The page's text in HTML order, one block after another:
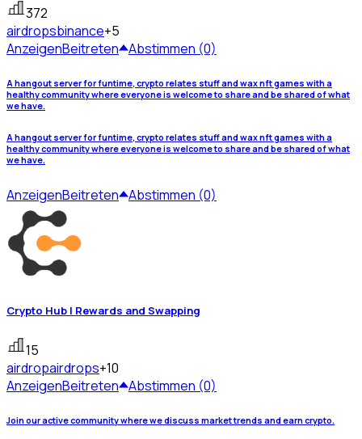
372
airdropsbinance+5
AnzeigenBeitreten Abstimmen (0)
A hangout server for funtime, crypto relates stuff and wax nft games with a
healthy community where everyone is welcome to share and be shared of what
we have.
A hangout server for funtime, crypto relates stuff and wax nft games with a
healthy community where everyone is welcome to share and be shared of what
we have.
AnzeigenBeitreten Abstimmen (0)
Crypto Hub | Rewards and Swapping
15
airdropairdrops+10
AnzeigenBeitreten Abstimmen (0)
Join our active community where we discuss market trends and earn crypto.